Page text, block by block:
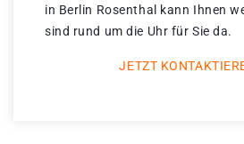
in Berlin Rosenthal kann Ihnen
sind rund um die Uhr für Sie da.
JETZT